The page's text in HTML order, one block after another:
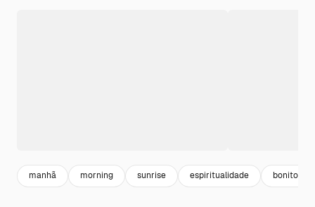
manhã morning sunrise espiritualidade bonito